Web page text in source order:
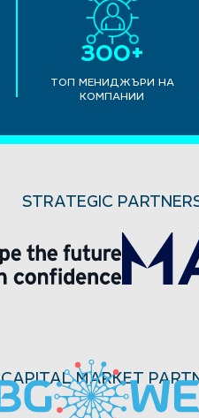
300+
ТОП МЕНИДЖЪРИ НА
КОМПАНИИ
STRATEGIC
CAPITAL MARKET